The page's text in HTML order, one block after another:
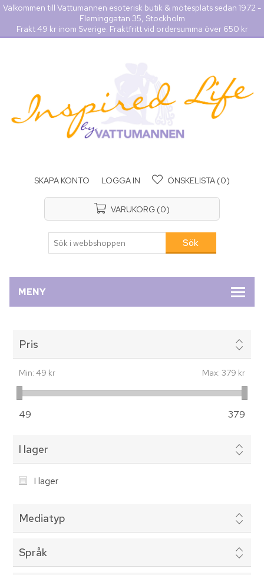
Välkommen till Vattumannen esoterisk butik & mötesplats sedan 1972 -
Fleminggatan 35, Stockholm
Frakt 49 kr inom Sverige. Fraktfritt vid ordersumma över 650 kr
SKAPA KONTO LOGGA IN ÖNSKELISTA (0)
VARUKORG (0)
MENY
Pris
Min: 49 kr Max: 379 kr
49 379
I lager
I lager
Mediatyp
Språk